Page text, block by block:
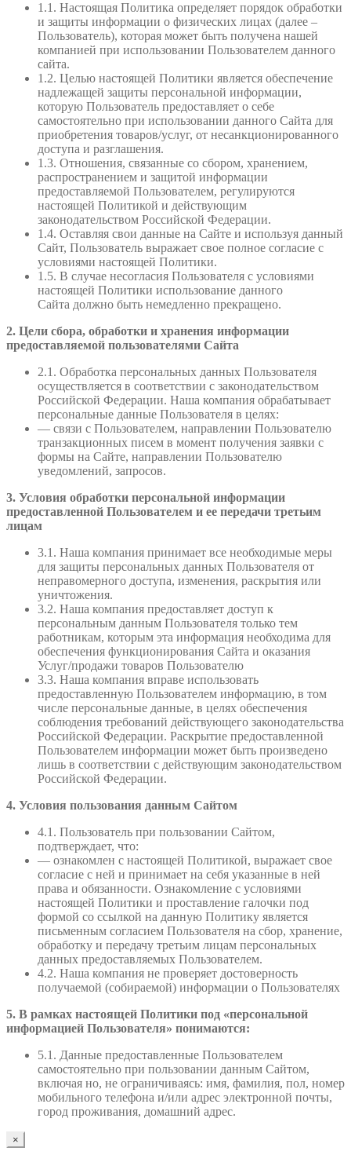
1.1. Настоящая Политика определяет порядок обработки
и защиты информации о физических лицах (далее –
Пользователь), которая может быть получена нашей
компанией при использовании Пользователем данного
сайта.
1.2. Целью настоящей Политики является обеспечение
надлежащей защиты персональной информации,
которую Пользователь предоставляет о себе
самостоятельно при использовании данного Сайта для
приобретения товаров/услуг, от несанкционированного
доступа и разглашения.
1.3. Отношения, связанные со сбором, хранением,
распространением и защитой информации
предоставляемой Пользователем, регулируются
настоящей Политикой и действующим
законодательством Российской Федерации.
1.4. Оставляя свои данные на Сайте и используя данный
Сайт, Пользователь выражает свое полное согласие с
условиями настоящей Политики.
1.5. В случае несогласия Пользователя с условиями
настоящей Политики использование данного
Сайта должно быть немедленно прекращено.
2. Цели сбора, обработки и хранения информации
предоставляемой пользователями Сайта
2.1. Обработка персональных данных Пользователя
осуществляется в соответствии с законодательством
Российской Федерации. Наша компания обрабатывает
персональные данные Пользователя в целях:
— связи с Пользователем, направлении Пользователю
транзакционных писем в момент получения заявки с
формы на Сайте, направлении Пользователю
уведомлений, запросов.
3. Условия обработки персональной информации
предоставленной Пользователем и ее передачи третьим
лицам
3.1. Наша компания принимает все необходимые меры
для защиты персональных данных Пользователя от
неправомерного доступа, изменения, раскрытия или
уничтожения.
3.2. Наша компания предоставляет доступ к
персональным данным Пользователя только тем
работникам, которым эта информация необходима для
обеспечения функционирования Сайта и оказания
Услуг/продажи товаров Пользователю
3.3. Наша компания вправе использовать
предоставленную Пользователем информацию, в том
числе персональные данные, в целях обеспечения
соблюдения требований действующего законодательства
Российской Федерации. Раскрытие предоставленной
Пользователем информации может быть произведено
лишь в соответствии с действующим законодательством
Российской Федерации.
4. Условия пользования данным Сайтом
4.1. Пользователь при пользовании Сайтом,
подтверждает, что:
— ознакомлен с настоящей Политикой, выражает свое
согласие с ней и принимает на себя указанные в ней
права и обязанности. Ознакомление с условиями
настоящей Политики и проставление галочки под
формой со ссылкой на данную Политику является
письменным согласием Пользователя на сбор, хранение,
обработку и передачу третьим лицам персональных
данных предоставляемых Пользователем.
4.2. Наша компания не проверяет достоверность
получаемой (собираемой) информации о Пользователях
5. В рамках настоящей Политики под «персональной
информацией Пользователя» понимаются:
5.1. Данные предоставленные Пользователем
самостоятельно при пользовании данным Сайтом,
включая но, не ограничиваясь: имя, фамилия, пол, номер
мобильного телефона и/или адрес электронной почты,
город проживания, домашний адрес.
×